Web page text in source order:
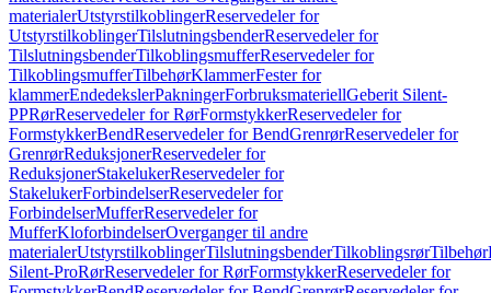
materialerUtstyrstilkoblingerReservedeler for
UtstyrstilkoblingerTilslutningsbenderReservedeler for
TilslutningsbenderTilkoblingsmufferReservedeler for
TilkoblingsmufferTilbehørKlammerFester for
klammerEndedekslerPakningerForbruksmateriellGeberit Silent-
PPRørReservedeler for RørFormstykkerReservedeler for
FormstykkerBendReservedeler for BendGrenrørReservedeler for
GrenrørReduksjonerReservedeler for
ReduksjonerStakelukerReservedeler for
StakelukerForbindelserReservedeler for
ForbindelserMufferReservedeler for
MufferKloforbindelserOverganger til andre
materialerUtstyrstilkoblingerTilslutningsbenderTilkoblingsrørTilbehør
Silent-ProRørReservedeler for RørFormstykkerReservedeler for